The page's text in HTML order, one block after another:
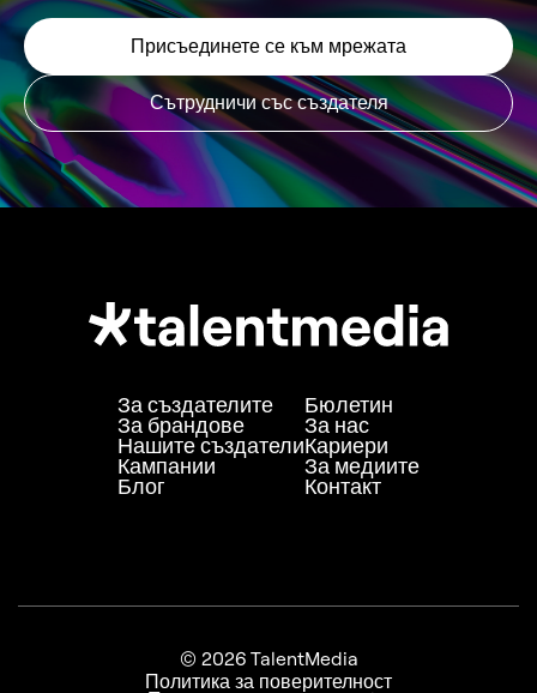
Присъединете се към мрежата
Сътрудничи със създателя
За създателите
За брандове
Нашите създатели
Кампании
Блог
Бюлетин
За нас
Кариери
За медиите
Контакт
© 2026 TalentMedia
Политика за поверителност